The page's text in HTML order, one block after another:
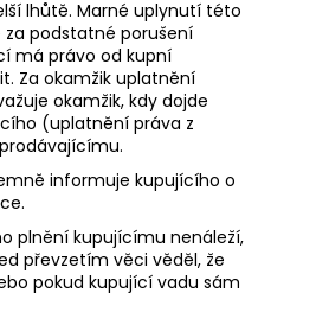
lhůtě. Marné uplynutí této
za podstatné porušení
má právo od kupní
Za okamžik uplatnění
okamžik, kdy dojde
(uplatnění práva z
informuje kupujícího o
plnění kupujícímu nenáleží,
převzetím věci věděl, že
pokud kupující vadu sám